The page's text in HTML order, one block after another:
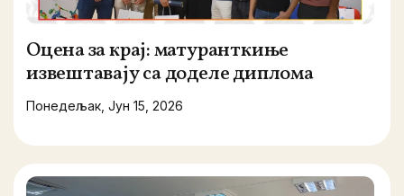
Оцена за крај: матуранткиње
извештавају са доделе диплома
Понедељак, Јун 15, 2026